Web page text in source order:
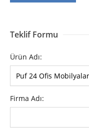
Teklif Formu
Ürün Adı:
Firma Adı: